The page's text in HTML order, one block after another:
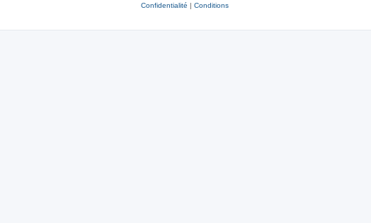
Confidentialité | Conditions